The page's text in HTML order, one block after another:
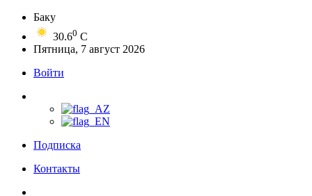
Баку
30.60 C
Пятница, 7 август 2026
Войти
Подписка
Контакты